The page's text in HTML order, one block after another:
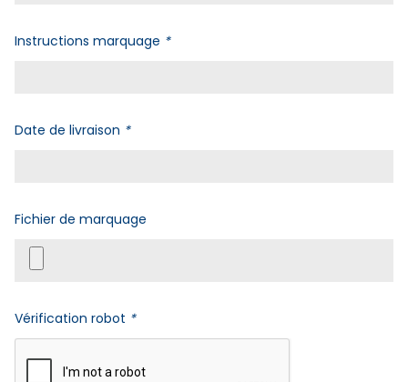
Instructions marquage *
Date de livraison *
Fichier de marquage
Vérification robot *